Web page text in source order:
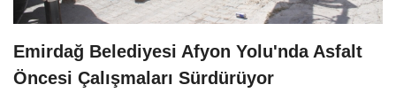
Emirdağ Belediyesi Afyon Yolu'nda Asfalt
Öncesi Çalışmaları Sürdürüyor